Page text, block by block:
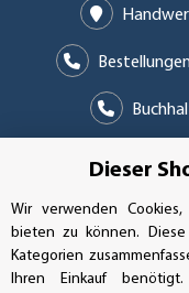
UNSER
Dieser
Wir verwenden
bieten zu können.
Kategorien
Ihren Einkauf